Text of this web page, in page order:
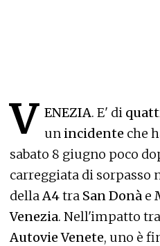
V ENEZIA. E' di
un incidente che
sabato 8 giugno poco
carreggiata di sorpasso
dellaA4tra San Donà e
Venezia. Nell'impatto
Autovie Venete, uno è